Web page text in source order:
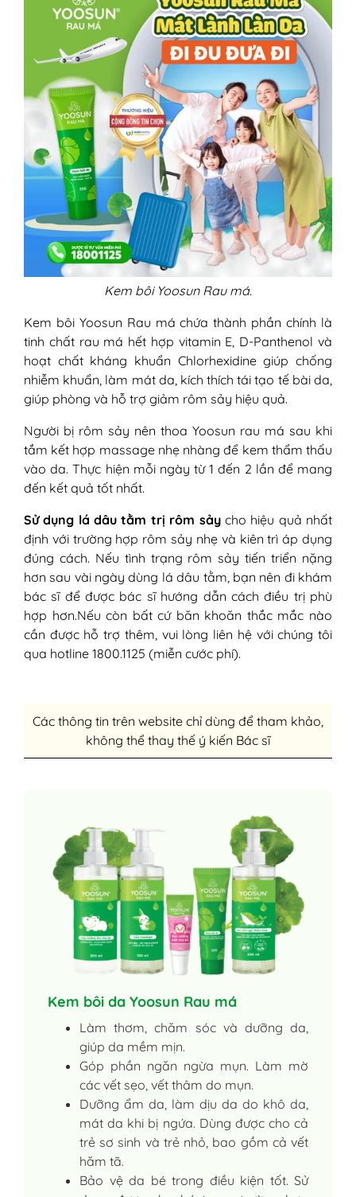
Kem bôi Yoosun Rau má.
Kem bôi Yoosun Rau má chứa thành phần chính là
tinh chất rau má hết hợp vitamin E, D-Panthenol và
hoạt chất kháng khuẩn Chlorhexidine giúp chống
nhiễm khuẩn, làm mát da, kích thích tái tạo tế bài da,
giúp phòng và hỗ trợ giảm rôm sảy hiệu quả.
Người bị rôm sảy nên thoa Yoosun rau má sau khi
tắm kết hợp massage nhẹ nhàng để kem thẩm thấu
vào da. Thực hiện mỗi ngày từ 1 đến 2 lần để mang
đến kết quả tốt nhất.
Sử dụng lá dâu tằm trị rôm sảycho hiệu quả nhất
định với trường hợp rôm sảy nhẹ và kiên trì áp dụng
đúng cách. Nếu tình trạng rôm sảy tiến triển nặng
hơn sau vài ngày dùng lá dâu tằm, bạn nên đi khám
bác sĩ để được bác sĩ hướng dẫn cách điều trị phù
hợp hơn.Nếu còn bất cứ băn khoăn thắc mắc nào
cần được hỗ trợ thêm, vui lòng liên hệ với chúng tôi
qua hotline 1800.1125 (miễn cước phí).
Các thông tin trên website chỉ dùng để tham khảo,
không thể thay thế ý kiến Bác sĩ
Kem bôi da Yoosun Rau má
Làm thơm, chăm sóc và dưỡng da,
giúp da mềm mịn.
Góp phần ngăn ngừa mụn. Làm mờ
các vết sẹo, vết thâm do mụn.
Dưỡng ẩm da, làm dịu da do khô da,
mát da khi bị ngứa. Dùng được cho cả
trẻ sơ sinh và trẻ nhỏ, bao gồm cả vết
hăm tã.
Bảo vệ da bé trong điều kiện tốt. Sử